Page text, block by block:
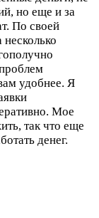
но еще и за
По своей
удобнее. Я
Мое
так что еще
денег.